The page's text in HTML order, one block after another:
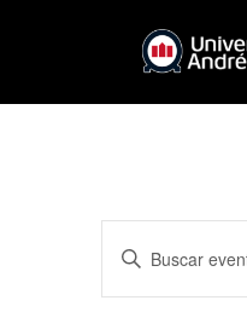
Navegación
de
Introduce
palabra